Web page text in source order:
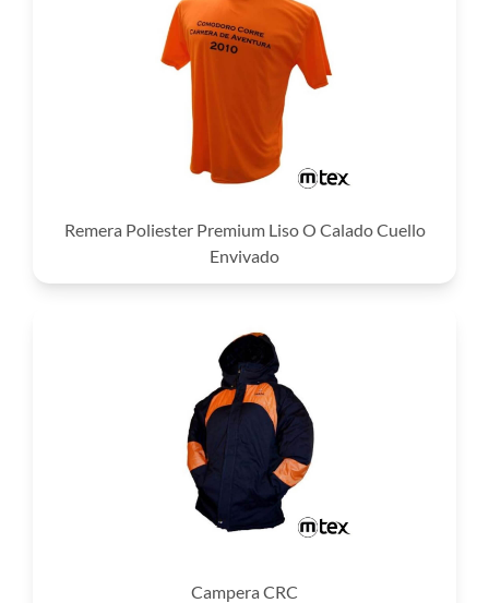
Remera Poliester Premium Liso O Calado Cuello
Envivado
Campera CRC